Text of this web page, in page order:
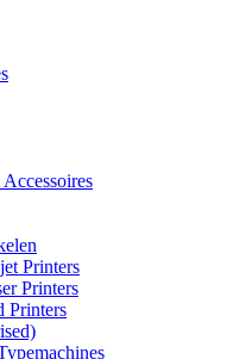
Printers
Printers
Printers